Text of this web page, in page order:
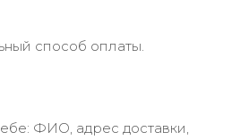
способ оплаты.
ФИО, адрес доставки,